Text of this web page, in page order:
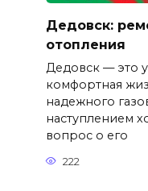
Дедовск:
отопления
Дедовск — это
комфортная
надежного
наступлением
вопрос о его
222